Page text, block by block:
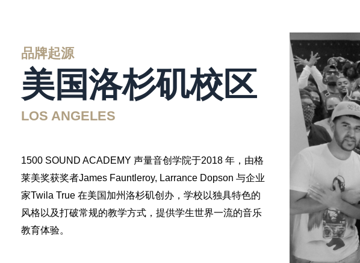
品牌起源
美国洛杉矶校区
LOS ANGELES
1500 SOUND ACADEMY 声量音创学院于2018 年，由格
莱美奖获奖者James Fauntleroy, Larrance Dopson 与企业
家Twila True 在美国加州洛杉矶创办，学校以独具特色的
风格以及打破常规的教学方式，提供学生世界一流的音乐
教育体验。